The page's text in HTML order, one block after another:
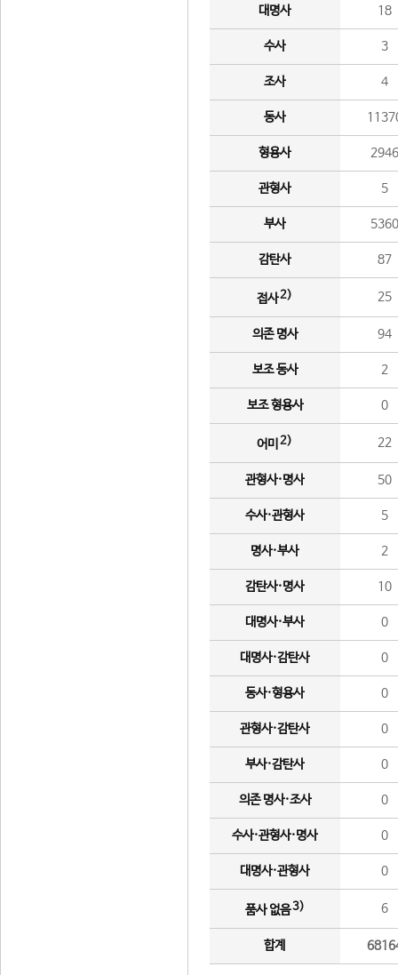
대명사 18
수사 3
조사 4
동사
형용사 2946
관형사 5
부사 5360
감탄사 87
접사2) 25
의존 명사 94
보조 동사 2
보조 형용사 0
어미 2) 22
관형사·명사 50
수사·관형사 5
명사·부사 2
감탄사·명사 10
대명사·부사 0
대명사·감탄사 0
동사·형용사 0
관형사·감탄사 0
부사·감탄사 0
의존 명사·조사 0
수사·관형사·명사 0
대명사·관형사 0
품사 없음3) 6
합계